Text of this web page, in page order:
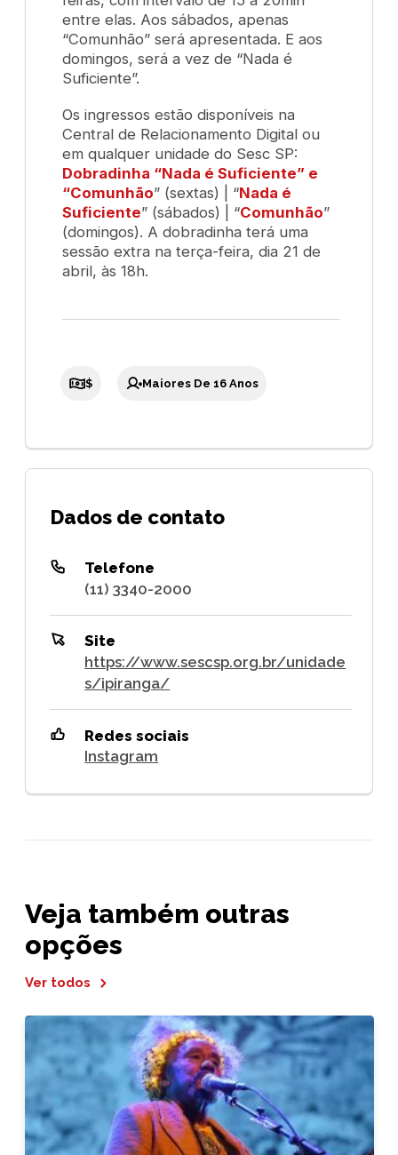
entre elas. Aos sábados, apenas
“Comunhão” será apresentada. E aos
domingos, será a vez de “Nada é
Suficiente”.
Os ingressos estão disponíveis na
Central de Relacionamento Digital ou
em qualquer unidade do Sesc SP:
Dobradinha “Nada é Suficiente” e
“Comunhão” (sextas) | “Nada é
Suficiente” (sábados) | “Comunhão”
(domingos). A dobradinha terá uma
sessão extra na terça-feira, dia 21 de
abril, às 18h.
$ Maiores De 16 Anos
Dados de contato
Telefone
(11) 3340-2000
Site
https://www.sescsp.org.br/unidade
s/ipiranga/
Redes sociais
Instagram
Veja também outras
opções
Ver todos